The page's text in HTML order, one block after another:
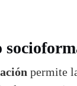
permite